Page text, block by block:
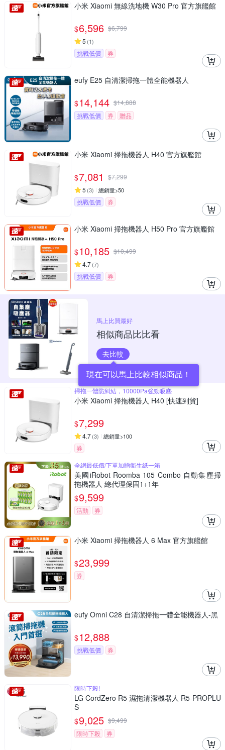
小米 Xiaomi 無線洗地機 W30 Pro 官方旗艦館
$6,596 $6,799
5 (1)
挑戰低價 券
eufy E25 自清潔掃拖一體全能機器人
$14,144 $14,888
挑戰低價
券 贈品
小米 Xiaomi 掃拖機器人 H40 官方旗艦館
$7,081 $7,299
5 (3) 總銷量>50
挑戰低價 券
小米 Xiaomi 掃拖機器人 H50 Pro 官方旗艦館
$10,185 $10,499
4.7(7)
挑戰低價 券
馬上比買最好
相似商品比比看
去比較
現在可以馬上比較相似商品！
掃拖一體防糾結，10000Pa強勁吸塵
小米 Xiaomi 掃拖機器人 H40 [快速到貨]
$7,299
4.7(3) 總銷量>100
券
全網最低價/下單加贈衛生紙一箱
美國iRobot Roomba 105 Combo 自動集塵掃
拖機器人 總代理保固1+1年
$9,599
活動 券
小米 Xiaomi 掃拖機器人 6 Max 官方旗艦館
$23,999
券
eufy Omni C28 自清潔掃拖一體全能機器人-黑
$12,888
挑戰低價 券
限時下殺!
LG CordZero R5 濕拖清潔機器人 R5-PROPLU
S
$9,025 $9,499
限時下殺
券